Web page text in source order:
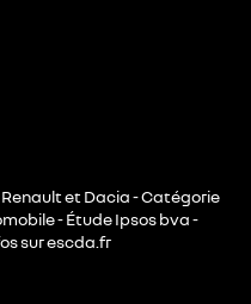
et Dacia - Catégorie
- Étude Ipsos bva -
sur escda.fr